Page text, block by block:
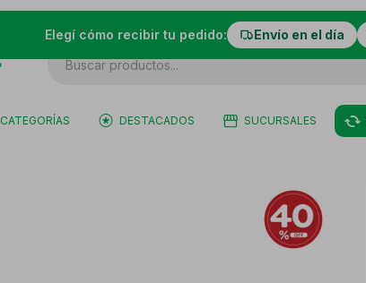
Elegí cómo recibir tu pedido: Envío en el día
CATEGORÍAS DESTACADOS SUCURSALES